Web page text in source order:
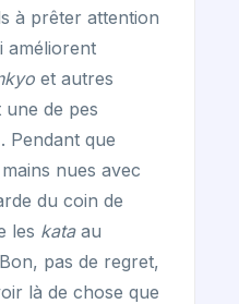
à prêter attention
améliorent
et autres
de pes
Pendant que
nues avec
du coin de
les kataau
pas de regret,
là de chose que